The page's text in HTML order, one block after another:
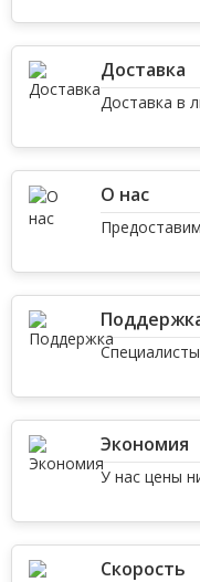
Доставка
Доставка в
О нас
Экономия
У нас цены
Скорость